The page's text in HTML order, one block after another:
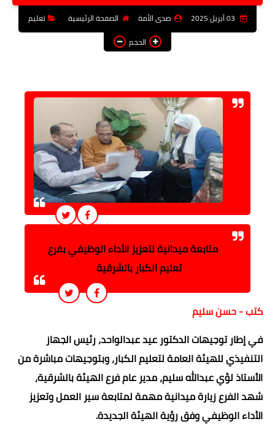
فن وثقافة
تعليم
توك شو
آراء وتحليلات
المزيد
صدى الأمة الصفحة الرئيسية
تعليم
الحجم
متابعة ميدانية لتعزيز الأداء الوظيفي بفرع
تعليم الكبار بالشرقية
كتب - حسن سليم
في إطار توجيهات الدكتور عيد عبدالواحد، رئيس الجهاز
التنفيذي للهيئة العامة لتعليم الكبار، وبتوجيهات مباشرة من
الأستاذ لؤي عبدالله سليم، مدير عام فرع الهيئة بالشرقية،
شهد الفرع زيارة ميدانية مهمة لمتابعة سير العمل وتعزيز
الأداء الوظيفي وفق رؤية الهيئة الجديدة.